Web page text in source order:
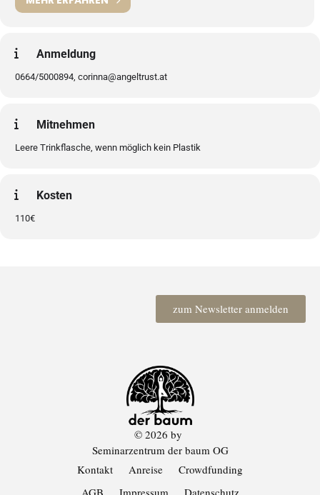
Anmeldung
0664/5000894, corinna@angeltrust.at
Mitnehmen
Leere Trinkflasche, wenn möglich kein Plastik
Kosten
110€
zum Newsletter anmelden
Kontakt Anreise Crowdfunding
© 2026 by
Seminarzentrum der baum OG